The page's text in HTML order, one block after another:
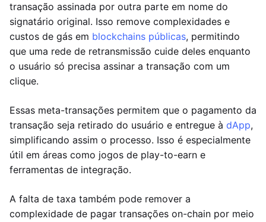
transação assinada por outra parte em nome do
signatário original. Isso remove complexidades e
custos de gás em blockchains públicas, permitindo
que uma rede de retransmissão cuide deles enquanto
o usuário só precisa assinar a transação com um
clique.
Essas meta-transações permitem que o pagamento da
transação seja retirado do usuário e entregue à dApp,
simplificando assim o processo. Isso é especialmente
útil em áreas como jogos de play-to-earn e
ferramentas de integração.
A falta de taxa também pode remover a
complexidade de pagar transações on-chain por meio